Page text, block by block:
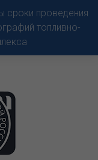
сроки проведения
топливно-